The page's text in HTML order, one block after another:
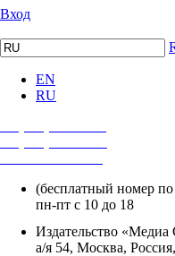
Вход
EN
RU
(бесплатный номер
пн-пт с 10 до 18
Издательство «Медиа
а/я 54, Москва,